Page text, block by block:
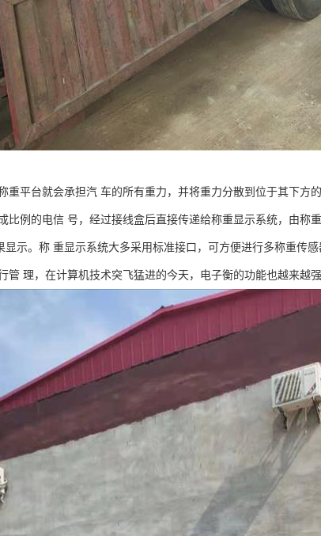
重平台就会承担汽 车的所有重力，并将重力分散到位于其下方
比例的电信 号，经过接线盒后直接传递给称重显示系统，由称
示。称 重显示系统大多采用标准接口，可方便进行多称重传
管 理，在计算机技术突飞猛进的今天，电子衡的功能也越来越强